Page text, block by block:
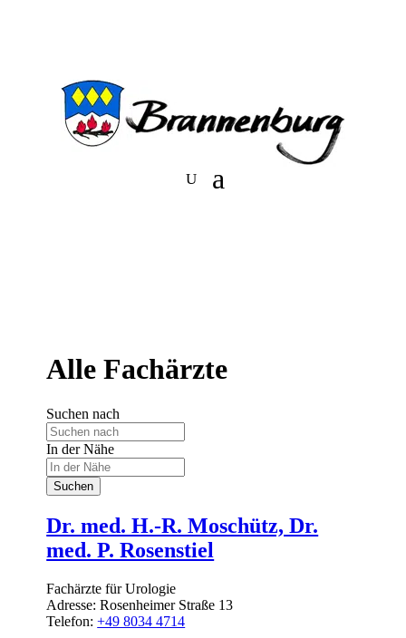
Alle Fachärzte
Suchen nach
In der Nähe
Suchen
Dr. med. H.-R. Moschütz, Dr.
med. P. Rosenstiel
Fachärzte für Urologie
Adresse:Rosenheimer Straße 13
Telefon:+49 8034 4714